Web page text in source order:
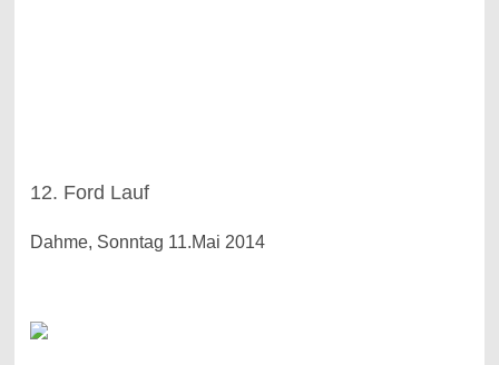
12. Ford Lauf
Dahme, Sonntag 11.Mai 2014